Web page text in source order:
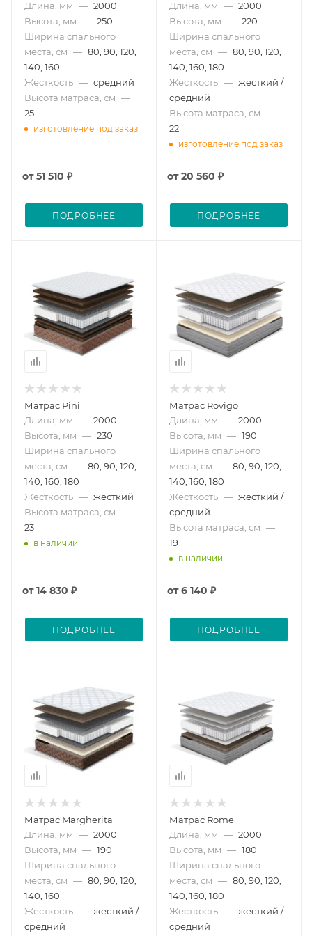
Длина, мм — 2000
Высота, мм — 250
Ширина спального
места, см — 80, 90, 120,
140, 160
Жесткость — средний
Высота матраса, см —
25
изготовление под заказ
от51 510 ₽
ПОДРОБНЕЕ
Длина, мм — 2000
Высота, мм — 220
Ширина спального
места, см — 80, 90, 120,
140, 160, 180
Жесткость — жесткий /
средний
Высота матраса, см —
22
изготовление под заказ
от20 560 ₽
ПОДРОБНЕЕ
Матрас Pini
Длина, мм — 2000
Высота, мм — 230
Ширина спального
места, см — 80, 90, 120,
140, 160, 180
Жесткость — жесткий
Высота матраса, см —
23
в наличии
от14 830 ₽
ПОДРОБНЕЕ
Матрас Rovigo
Длина, мм — 2000
Высота, мм — 190
Ширина спального
места, см — 80, 90, 120,
140, 160, 180
Жесткость — жесткий /
средний
Высота матраса, см —
19
в наличии
от6 140 ₽
ПОДРОБНЕЕ
Матрас Margherita
Длина, мм — 2000
Высота, мм — 190
Ширина спального
места, см — 80, 90, 120,
140, 160
Жесткость — жесткий /
средний
Матрас Rome
Длина, мм — 2000
Высота, мм — 180
Ширина спального
места, см — 80, 90, 120,
140, 160, 180
Жесткость — жесткий /
средний